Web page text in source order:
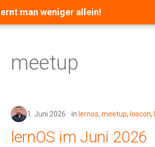
man weniger allein!
meetup
1. Juni 2026 in lernos, meetup, loscon,
lernOS im Juni 2026